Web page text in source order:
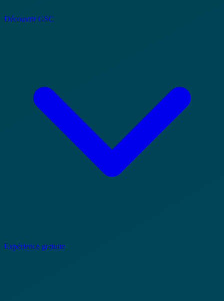
Découvrir GSC
Expérience gratuite